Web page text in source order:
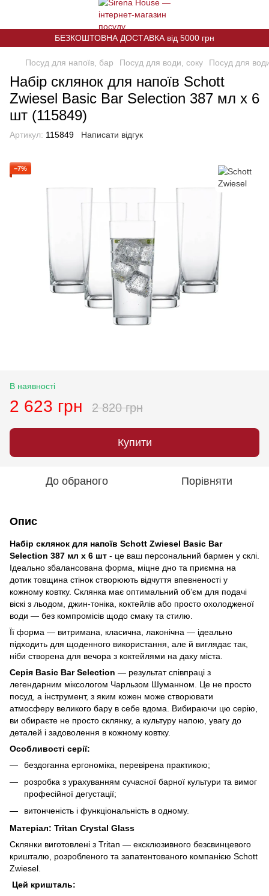
БЕЗКОШТОВНА ДОСТАВКА від 5000 грн
Посуд для напоїв, бар Посуд для води, соку Посуд для
Набір склянок для напоїв Schott
Zwiesel Basic Bar Selection 387 мл х 6
шт (115849)
Артикул: 115849 Написати відгук
−7%
В наявності
2 623 грн 2 820 грн
Купити
До обраного Порівняти
Опис
Набір склянок для напоїв Schott Zwiesel Basic Bar
Selection 387 мл х 6 шт - це ваш персональний бармен у склі.
Ідеально збалансована форма, міцне дно та приємна на
дотик товщина стінок створюють відчуття впевненості у
кожному ковтку. Склянка має оптимальний об’єм для подачі
віскі з льодом, джин-тоніка, коктейлів або просто охолодженої
води — без компромісів щодо смаку та стилю.
Її форма — витримана, класична, лаконічна — ідеально
підходить для щоденного використання, але й виглядає так,
ніби створена для вечора з коктейлями на даху міста.
Серія Basic Bar Selection — результат співпраці з
легендарним міксологом Чарльзом Шуманном. Це не просто
посуд, а інструмент, з яким кожен може створювати
атмосферу великого бару в себе вдома. Вибираючи цю серію,
ви обираєте не просто склянку, а культуру напою, увагу до
деталей і задоволення в кожному ковтку.
Особливості серії:
бездоганна ергономіка, перевірена практикою;
розробка з урахуванням сучасної барної культури та вимог
професійної дегустації;
витонченість і функціональність в одному.
Матеріал: Tritan Crystal Glass
Склянки виготовлені з Tritan — ексклюзивного безсвинцевого
кришталю, розробленого та запатентованого компанією Schott
Zwiesel.
Цей кришталь: